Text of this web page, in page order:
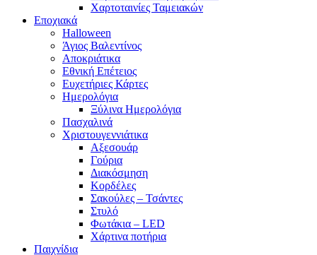
Χαρτοταινίες Ταμειακών
Εποχιακά
Halloween
Άγιος Βαλεντίνος
Αποκριάτικα
Εθνική Επέτειος
Ευχετήριες Κάρτες
Ημερολόγια
Ξύλινα Ημερολόγια
Πασχαλινά
Χριστουγεννιάτικα
Αξεσουάρ
Γούρια
Διακόσμηση
Κορδέλες
Σακούλες – Τσάντες
Στυλό
Φωτάκια – LED
Χάρτινα ποτήρια
Παιχνίδια